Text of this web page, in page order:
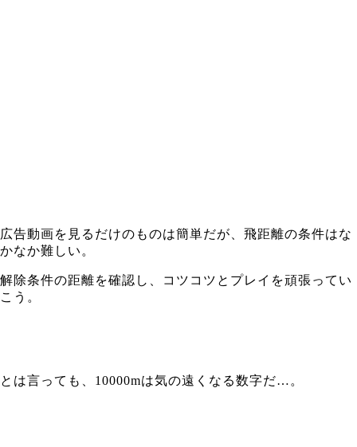
広告動画を見るだけのものは簡単だが、飛距離の条件はな
かなか難しい。
解除条件の距離を確認し、コツコツとプレイを頑張ってい
こう。
とは言っても、10000mは気の遠くなる数字だ…。